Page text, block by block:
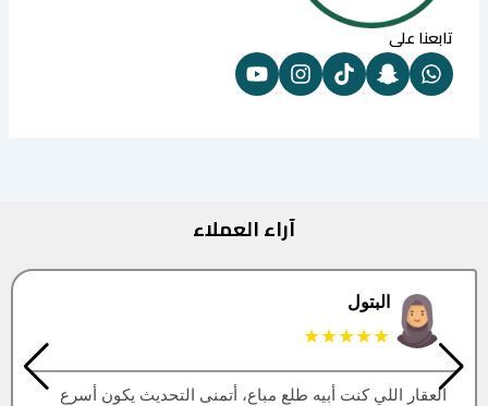
تابعنا على
آراء العملاء
البتول
★★★★★
العقار اللي كنت أبيه طلع مباع، أتمنى التحديث يكون أسرع